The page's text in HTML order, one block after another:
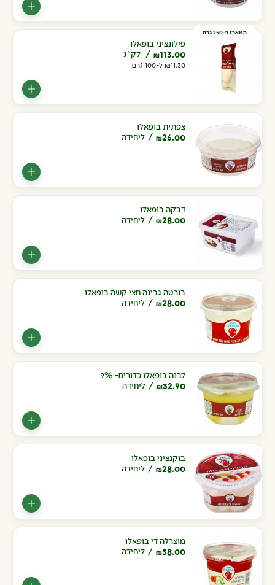
המארז כ-250 גרם
פילונציני בופאלו
₪11.30 ל-100 גרם
₪113.00 לק"ג
צפתית בופאלו
₪26.00 ליחידה
דבקה בופאלו
₪28.00 ליחידה
בורטה גבינה חצי קשה בופאלו
₪28.00 ליחידה
לבנה בופאלו כדורים- 9%
₪32.90 ליחידה
בוקנציני בופאלו
₪28.00 ליחידה
מוצרלה די בופאלו
₪38.00 ליחידה